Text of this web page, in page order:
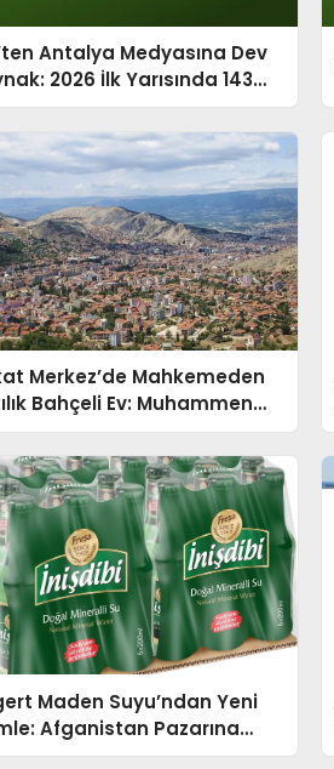
Antalya Medyasına Dev
2026 İlk Yarısında 143
TL Aşıldı
Merkez’de Mahkemeden
Bahçeli Ev: Muhammen
Belli Oldu
Maden Suyu’ndan Yeni
Afganistan Pazarına
Yapıldı